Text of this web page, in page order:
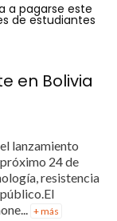
a pagarse este
de estudiantes
en Bolivia
lanzamiento
24 de
resistencia
+ más